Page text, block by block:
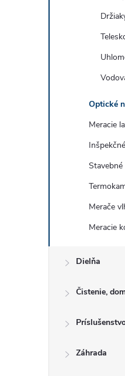
Optické
Meracie
Merače
Meracie
Dielňa
Čistenie,
Záhrada